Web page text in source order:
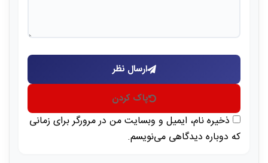
ارسال نظر
پاک کردن
ذخیره نام، ایمیل و وبسایت من در مرورگر برای زمانی
که دوباره دیدگاهی می‌نویسم.